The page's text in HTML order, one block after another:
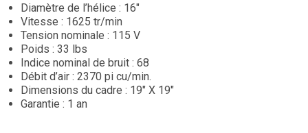
Diamètre de l’hélice : 16"
Vitesse : 1625 tr/min
Tension nominale : 115 V
Poids : 33 lbs
Indice nominal de bruit : 68
Débit d’air : 2370 pi cu/min.
Dimensions du cadre : 19" X 19"
Garantie : 1 an